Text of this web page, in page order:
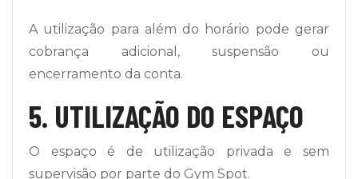
A utilização para além do horário pode gerar
cobrança adicional, suspensão ou
encerramento da conta.
5. UTILIZAÇÃO DO ESPAÇO
O espaço é de utilização privada e sem
supervisão por parte do Gym Spot.